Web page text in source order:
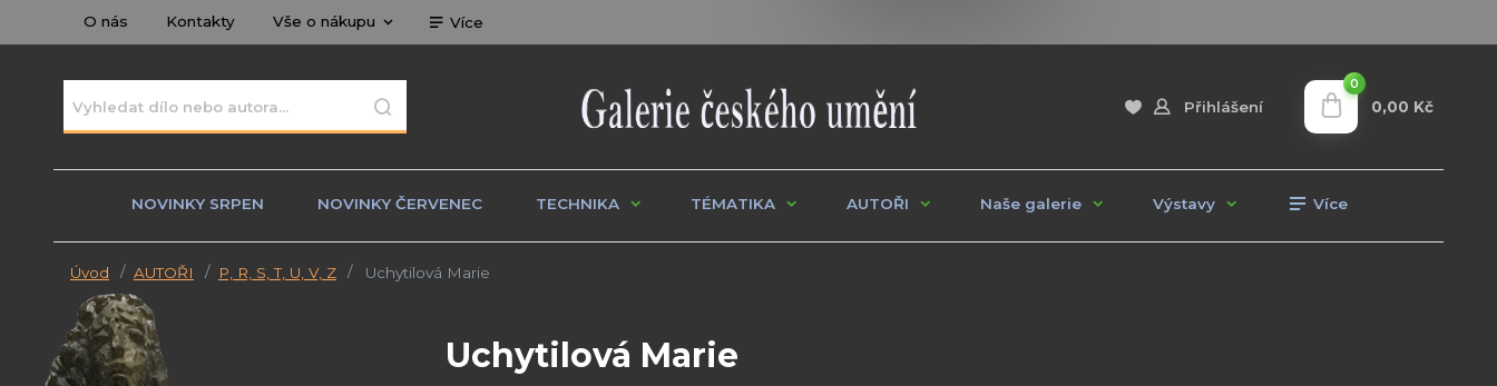
O nás Kontakty Vše o nákupu Více
Přihlášení
0
0,00 Kč
NOVINKY SRPEN NOVINKY ČERVENEC TECHNIKA TÉMATIKA AUTOŘI Naše galerie Výstavy Více
Úvod AUTOŘI P, R, S, T, U, V, Z Uchytilová Marie
Uchytilová Marie